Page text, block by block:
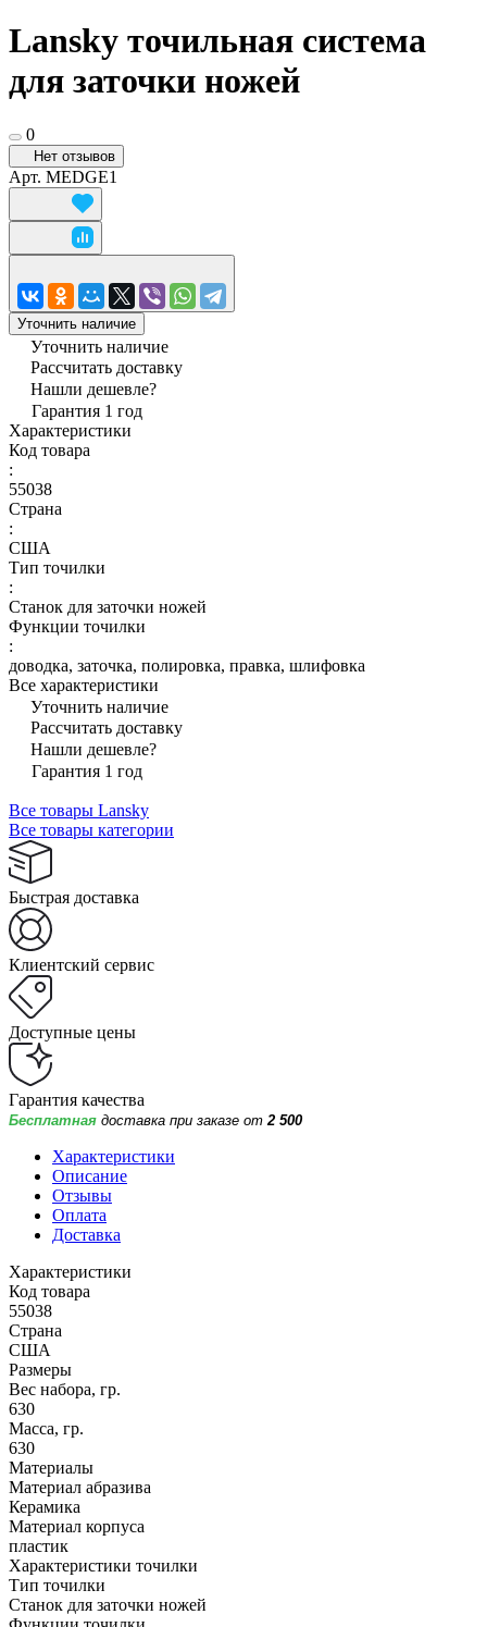
Lansky точильная система
для заточки ножей
0
Нет отзывов
Арт. MEDGE1
Уточнить наличие
Уточнить наличие
Рассчитать доставку
Нашли дешевле?
Гарантия 1 год
Характеристики
Код товара
:
55038
Страна
:
США
Тип точилки
:
Станок для заточки ножей
Функции точилки
:
доводка, заточка, полировка, правка, шлифовка
Все характеристики
Уточнить наличие
Рассчитать доставку
Нашли дешевле?
Гарантия 1 год
Все товары Lansky
Все товары категории
Быстрая доставка
Клиентский сервис
Доступные цены
Гарантия качества
Бесплатная доставка при заказе от 2 500
Характеристики
Описание
Отзывы
Оплата
Доставка
Характеристики
Код товара
55038
Страна
США
Размеры
Вес набора, гр.
630
Масса, гр.
630
Материалы
Материал абразива
Керамика
Материал корпуса
пластик
Характеристики точилки
Тип точилки
Станок для заточки ножей